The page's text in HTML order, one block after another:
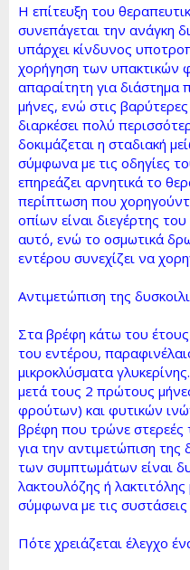
Η επίτευξη του
συνεπάγεται την ανάγκη
υπάρχει κίνδυνος
χορήγηση των υπακτικών
απαραίτητη για διάστημα
μήνες, ενώ στις
διαρκέσει πολύ
δοκιμάζεται η σταδιακή
σύμφωνα με τις οδηγίες
επηρεάζει αρνητικά το
περίπτωση που
οπίων είναι διεγέρτης
αυτό, ενώ το οσμωτικά
εντέρου συνεχίζει να
Αντιμετώπιση της
Στα βρέφη κάτω του
του εντέρου,
μικροκλύσματα
μετά τους 2 πρώτους
φρούτων) και φυτικών
βρέφη που τρώνε στερεές
για την αντιμετώπιση της
των συμπτωμάτων είναι
λακτουλόζης ή
σύμφωνα με τις
Πότε χρειάζεται έλεγχο